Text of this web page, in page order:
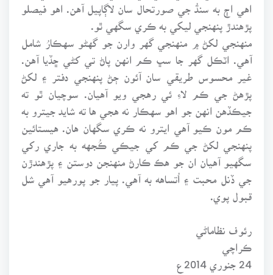
اهي اڄ به سنڌُ جي صورتحال سان لاڳاپيل آهن. اهو فيصلو
پڙهندڙ پنهنجي ليکي به ڪري سگهي ٿو.
منهنجي لکڻ ۾ منهنجي گهر وارن جو گهڻو سهڪارُ شامل
آهي. اٽڪل گهر جا سڀ ڪم انهن پاڻ تي کڻي ڇڏيا آهن.
غير محسوس طريقي سان آئون ڄڻ پنهنجي دفتر ۽ لکڻ
پڙهڻ جي ڪم لاءِ ئي رهجي ويو آهيان. سوچيان ٿو ته
جيڪڏهن انهن جو اهو سهڪار نه هجي ها ته شايد جيترو به
ڪم مون ڪيو آهي ايترو نه ڪري سگهان هان. هيستائين
پنهنجي لکڻ جي ڪم کي جيڪي ڪُجهه به جاري رکي
سگهيو آهيان ان جو هڪ ڪارڻ منهنجن دوستن ۽ پڙهندڙن
جي ڏنل محبت ۽ اُتساهه به آهي. پيار جو پورهيو آهي شل
قبول پوي.
رئوف نظاماڻي
ڪراچي